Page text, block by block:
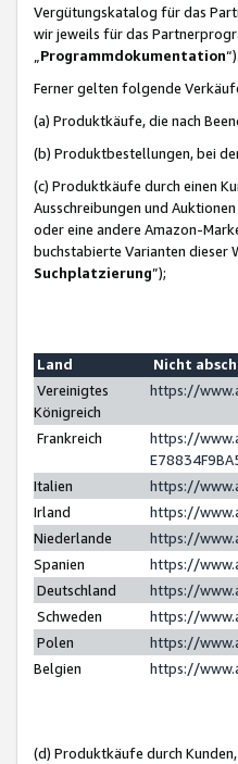
Vergütungskatalog für das
wir jeweils für das
Programmdokumentation“).
Ferner gelten folgende
(a) Produktkäufe, die nach
(b) Produktbestellungen, bei
(c) Produktkäufe durch einen
Ausschreibungen und
oder eine andere Amazon-
buchstabierte Varianten dieser
Suchplatzierung”);
Land
Nicht
Vereinigtes
Königreich
https://
Frankreich
https://
Italien
https://
Irland
https://
Niederlande
https://
Spanien
https://
Deutschland
https://
Schweden
https://
Polen
https://
Belgien
https://
(d) Produktkäufe durch